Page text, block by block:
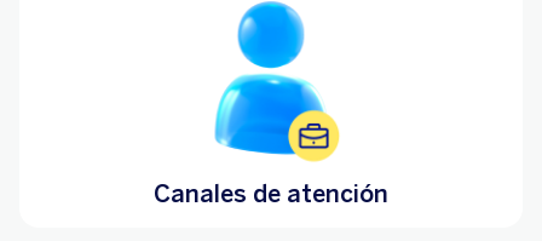
Canales de atención